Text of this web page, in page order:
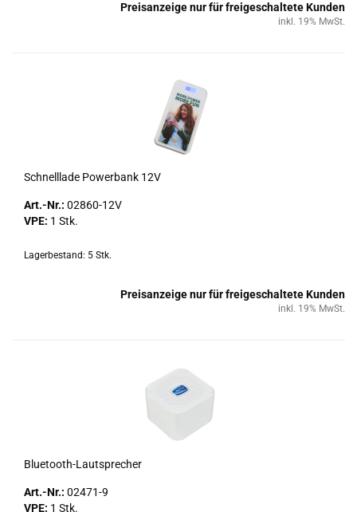
Preisanzeige nur für freigeschaltete Kunden
inkl. 19% MwSt.
Schnell­la­de Power­bank 12V
Art.-Nr.: 02860-​12V
VPE: 1 Stk.
Lagerbestand: 5 Stk.
Preisanzeige nur für freigeschaltete Kunden
inkl. 19% MwSt.
Bluetooth-​​Laut­spre­cher
Art.-Nr.: 02471-​9
VPE: 1 Stk.